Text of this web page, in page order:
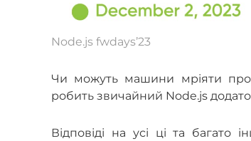
Node.js fwdays’23
Чи можуть машини мріяти про
робить звичайний Node.js
Відповіді на усі ці та багато